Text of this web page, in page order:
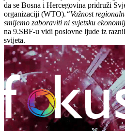
da se Bosna i Hercegovina pridruži
organizaciji (WTO).“Važnost
smijemo zaboraviti ni svjetsku
na 9.SBF-u vidi poslovne ljude iz
svijeta.